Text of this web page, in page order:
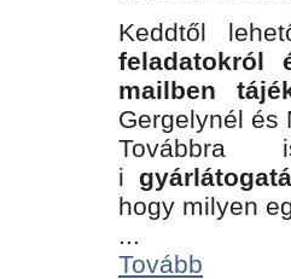
Keddtől
feladatokról
mailben
Gergelynél és
Továbbra
i
hogy milyen
...
Tovább